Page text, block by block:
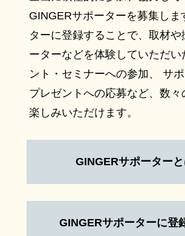
GINGERサポーターを募集しま
ターに登録することで、取材や
ーターなどを体験していただい
ント・セミナーへの参加、 サ
プレゼントへの応募など、数々
楽しみいただけます。
GINGERサポーター
GINGERサポーターに登